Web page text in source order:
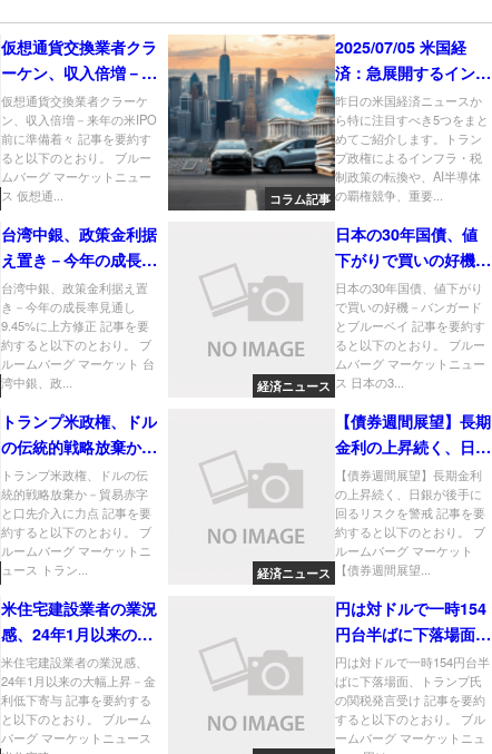
仮想通貨交換業者クラ
ーケン、収入倍増－来
年の米IPO前に準備
着々
仮想通貨交換業者クラーケ
ン、収入倍増－来年の米IPO
前に準備着々 記事を要約す
ると以下のとおり。 ブルー
ムバーグ マーケットニュー
ス 仮想通...
コラム記事
2025/07/05 米国経
済：急展開するインフ
ラ政策とテック、電気
車、半導体市場の行方
昨日の米国経済ニュースか
ら特に注目すべき5つをまと
めてご紹介します。トラン
プ政権によるインフラ・税
制政策の転換や、AI半導体
の覇権競争、重要...
台湾中銀、政策金利据
え置き－今年の成長率
見通し9.45%に上方修
正
台湾中銀、政策金利据え置
き－今年の成長率見通し
9.45%に上方修正 記事を要
約すると以下のとおり。 ブ
ルームバーグ マーケット 台
湾中銀、政...
経済ニュース
日本の30年国債、値
下がりで買いの好機－
バンガードとブルーベ
イ
日本の30年国債、値下がり
で買いの好機－バンガード
とブルーベイ 記事を要約す
ると以下のとおり。 ブルー
ムバーグ マーケットニュー
ス 日本の3...
トランプ米政権、ドル
の伝統的戦略放棄か－
貿易赤字と口先介入に
力点
トランプ米政権、ドルの伝
統的戦略放棄か－貿易赤字
と口先介入に力点 記事を要
約すると以下のとおり。 ブ
ルームバーグ マーケットニ
ュース トラン...
経済ニュース
【債券週間展望】長期
金利の上昇続く、日銀
が後手に回るリスクを
警戒
【債券週間展望】長期金利
の上昇続く、日銀が後手に
回るリスクを警戒 記事を要
約すると以下のとおり。 ブ
ルームバーグ マーケット
【債券週間展望...
米住宅建設業者の業況
感、24年1月以来の大
幅上昇－金利低下寄与
米住宅建設業者の業況感、
24年1月以来の大幅上昇－金
利低下寄与 記事を要約する
と以下のとおり。 ブルーム
バーグ マーケットニュース
円は対ドルで一時154
円台半ばに下落場面、
トランプ氏の関税発言
受け
円は対ドルで一時154円台半
ばに下落場面、トランプ氏
の関税発言受け 記事を要約
すると以下のとおり。 ブル
ームバーグ マーケットニュ